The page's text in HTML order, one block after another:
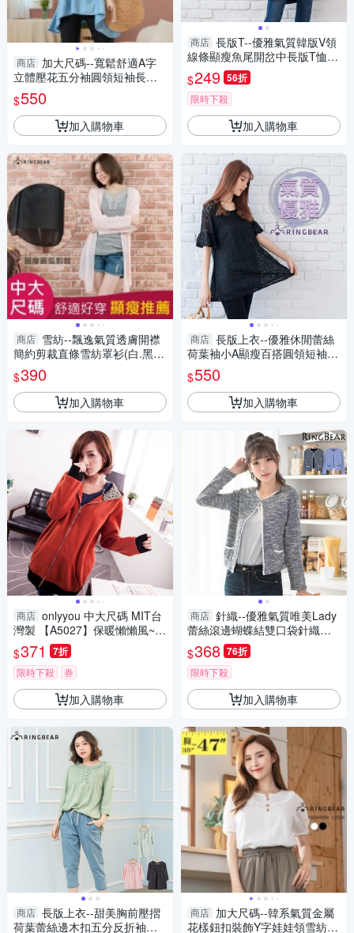
商店 加大尺碼--寬鬆舒適A字
立體壓花五分袖圓領短袖長版
上衣(粉.藍XL-4L)-U715眼圈熊
中大尺碼
$550
加入購物車
商店 雪紡--飄逸氣質透膚開襟
簡約剪裁直條雪紡罩衫(白.黑.
粉XL-4L)-J214眼圈熊中大尺碼
$390
加入購物車
商店 onlyyou 中大尺碼 MIT台
灣製 【A5027】保暖懶懶風~~
豹紋星星項鍊接色刷毛大口袋
長版外套(共 2色)
$371 7折
限時下殺 券
加入購物車
商店 長版上衣--甜美胸前壓摺
荷葉蕾絲邊木扣五分反折袖長
商店 長版T--優雅氣質韓版V領
線條顯瘦魚尾開岔中長版T恤
(灰.紅M-2L)-T312眼圈熊中大
尺碼
$249 56折
限時下殺
加入購物車
商店 長版上衣--優雅休閒蕾絲
荷葉袖小A顯瘦百搭圓領短袖長
上衣(黑XL-5L)-U503眼圈熊中
大尺碼
$550
加入購物車
商店 針織--優雅氣質唯美Lady
蕾絲滾邊蝴蝶結雙口袋針織開
襟短版外套(黑.藍XL-5L)-J305
眼圈熊中大尺碼
$368 76折
限時下殺
加入購物車
商店 加大尺碼--韓系氣質金屬
花樣鈕扣裝飾Y字娃娃領雪紡袖